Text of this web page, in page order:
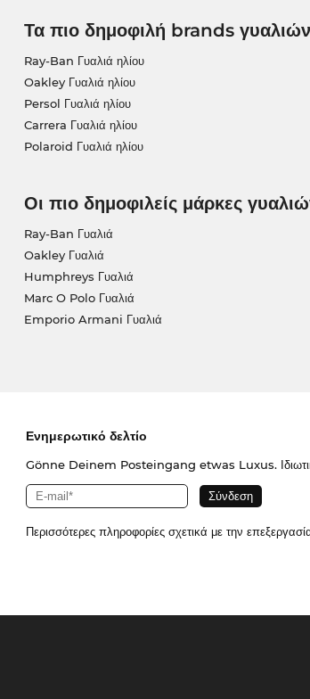
Τα πιο δημοφιλή brands
Ray-Ban Γυαλιά ηλίου
Oakley Γυαλιά ηλίου
Persol Γυαλιά ηλίου
Carrera Γυαλιά ηλίου
Polaroid Γυαλιά ηλίου
Οι πιο δημοφιλείς μάρκες
Ray-Ban Γυαλιά
Oakley Γυαλιά
Humphreys Γυαλιά
Marc O Polo Γυαλιά
Emporio Armani Γυαλιά
Ενημερωτικό δελτίο
Gönne Deinem Posteingang etwas Luxus.
Περισσότερες πληροφορίες σχετικά με την